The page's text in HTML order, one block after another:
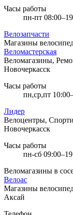
Часы работы
пн-пт
Велозапчасти
Магазины
Веломастерская
Веломагазины,
Новочеркасск
Часы работы
пн,ср,пт
Лидер
Велоцентры,
Новочеркасск
Часы работы
пн-сб
Веломагазины в
Велоас
Магазины
Аксай